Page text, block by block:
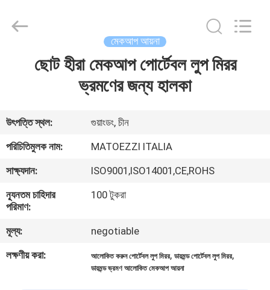
ভিডিও
VR
প্রদর্শন
আমাদের
সম্পর্কে
Furniture
মেকআপ আয়না
ছোট হীরা মেকআপ পোর্টেবল লুপ মিরর
ভ্রমণের জন্য হালকা
উৎপত্তি স্থল:
গুয়াংডং, চীন
পরিচিতিমুলক নাম:
MATOEZZI ITALIA
সাক্ষ্যদান:
ISO9001,ISO14001,CE,ROHS
ন্যূনতম চাহিদার
পরিমাণ:
100 টুকরা
মূল্য:
negotiable
লক্ষণীয় করা:
আলোকিত করুন পোর্টেবল লুপ মিরর,ডায়মন্ড পোর্টেবল লুপ মিরর,
ডায়মন্ড ভ্রমণ আলোকিত মেকআপ আয়না